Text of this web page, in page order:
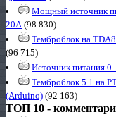
Мощный источник
20А(98 830)
Темброблок на
(96 715)
Источник питания
Темброблок 5.1 на
(Arduino) (92 163)
ТОП 10 -